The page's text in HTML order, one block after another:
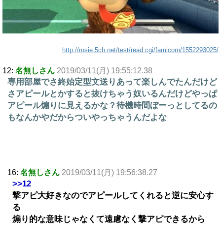
http://rosie.5ch.net/test/read.cgi/famicom/1552293025/
12: 名無しさん 2019/03/11(月) 19:55:12.38
専用部屋でさ終始定型文送りあって楽しんでたんだけど
さアピールとかすると抜けちゃう奴いるんだけどやっぱ
アピール煽りに見えるかな？待機時間ぼーっとしてるの
もなんかやだからついやっちゃうんだよな
16: 名無しさん 2019/03/11(月) 19:56:38.27
>>12
撃アピ大好きなのでアピールしてくれると逆に安心す
る
煽り的な意味じゃなくて遠慮なく撃アピできるから